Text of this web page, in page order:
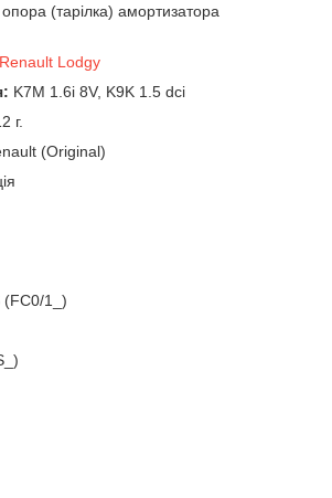
(тарілка) амортизатора
Renault Lodgy
K7M 1.6i 8V, K9K 1.5 dci
г.
(Original)
(FC0/1_)